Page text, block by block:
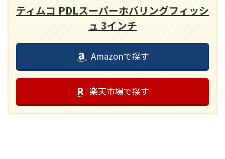
ティムコ PDLスーパーホバリングフィッシ
ュ 3インチ
Amazonで探す
楽天市場で探す